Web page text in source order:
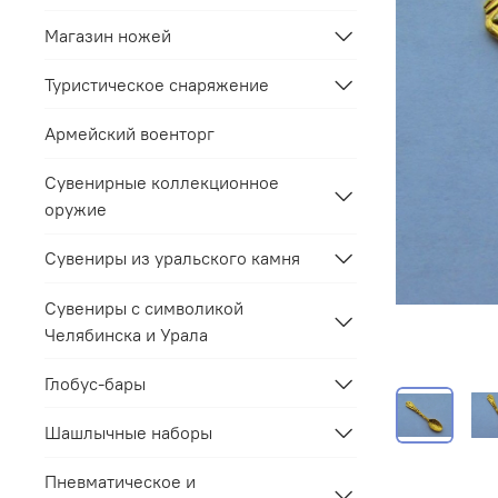
Магазин ножей
Туристическое снаряжение
Армейский военторг
Сувенирные коллекционное
оружие
Сувениры из уральского камня
Сувениры с символикой
Челябинска и Урала
Глобус-бары
Шашлычные наборы
Пневматическое и